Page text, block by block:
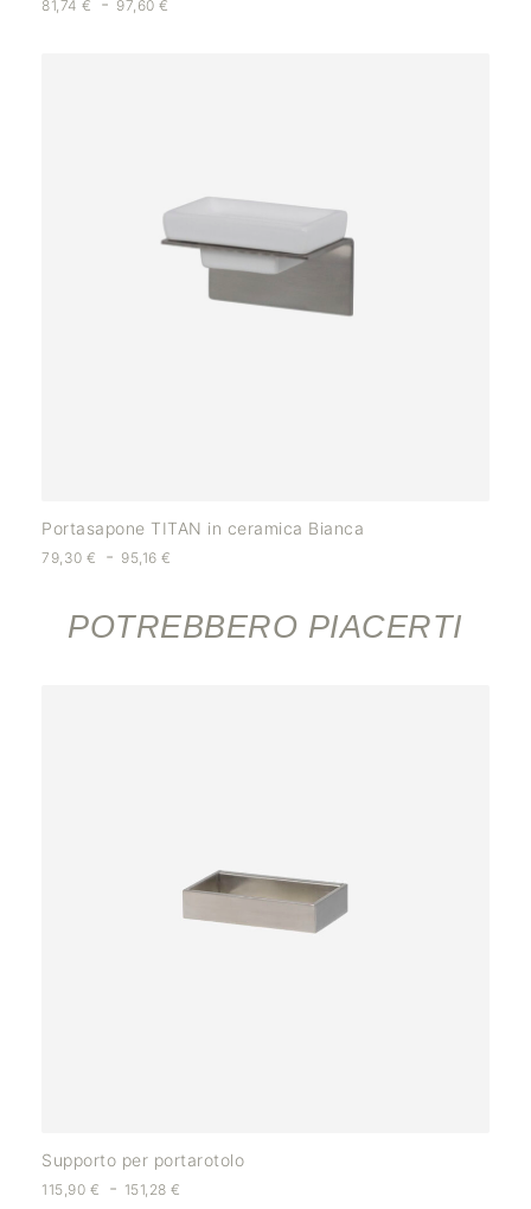
81,74 € 97,60€
Portasapone TITAN in ceramica Bianca
79,30 € - 95,16€
POTREBBERO PIACERTI
Supporto per portarotolo
115,90 € - 151,28€